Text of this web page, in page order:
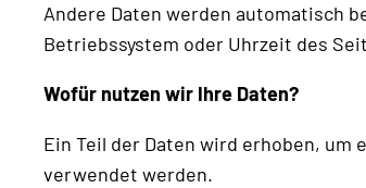
Andere Daten werden automatisch
Betriebssystem oder Uhrzeit des
Wofür nutzen wir Ihre Daten?
Ein Teil der Daten wird erhoben,
verwendet werden.